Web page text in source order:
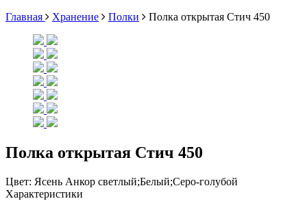
Главная
Хранение Полки Полка открытая Стич 450
Полка открытая Стич 450
Цвет: Ясень Анкор светлый;Белый;Серо-голубой
Характеристики